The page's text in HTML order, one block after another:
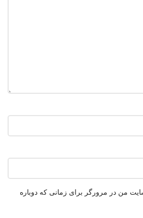
من در مرورگر برای زمانی که دوباره